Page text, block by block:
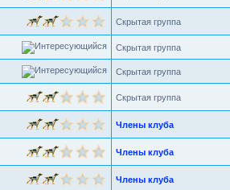
Скрытая группа
Скрытая группа
Скрытая группа
Скрытая группа
Члены клуба
Члены клуба
Члены клуба